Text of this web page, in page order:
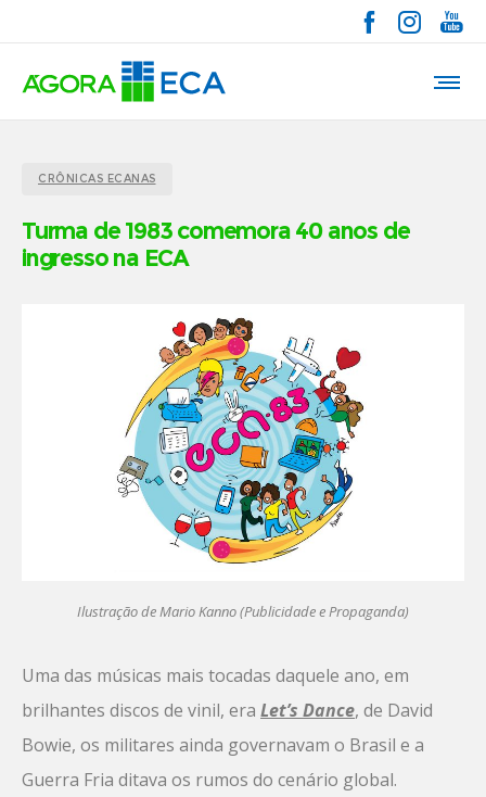
CRÔNICAS ECANAS
Turma de 1983 comemora 40 anos de
ingresso na ECA
Ilustração de Mario Kanno (Publicidade e Propaganda)
Uma das músicas mais tocadas daquele ano, em
brilhantes discos de vinil, era Let’s Dance, de David
Bowie, os militares ainda governavam o Brasil e a
Guerra Fria ditava os rumos do cenário global.